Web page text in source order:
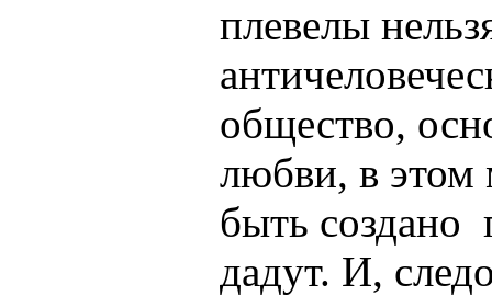
плевелы
общество,
любви, в этом
быть создано
дадут. И,